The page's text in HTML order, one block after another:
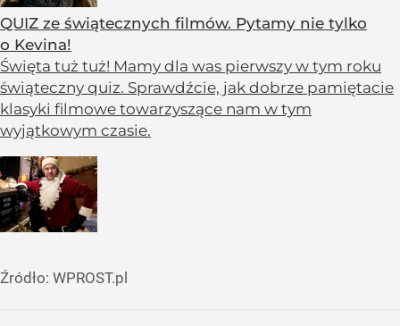
QUIZ ze świątecznych filmów. Pytamy nie tylko
o Kevina!
Święta tuż tuż! Mamy dla was pierwszy w tym roku
świąteczny quiz. Sprawdźcie, jak dobrze pamiętacie
klasyki filmowe towarzyszące nam w tym
wyjątkowym czasie.
Źródło: WPROST.pl